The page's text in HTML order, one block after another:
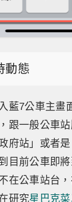
動態
藍7公車主畫
跟一般公車
府站」或者
目前公車即
在公車站台
研究星巴克